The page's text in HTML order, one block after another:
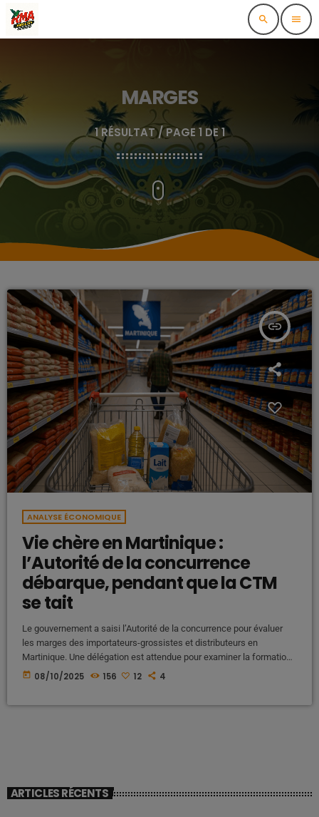
search menu
MARGES
1 RÉSULTAT / PAGE 1 DE 1
insert_link
ANALYSE ÉCONOMIQUE
Vie chère en Martinique :
l’Autorité de la concurrence
débarque, pendant que la CTM
se tait
Le gouvernement a saisi l’Autorité de la concurrence pour évaluer
les marges des importateurs-grossistes et distributeurs en
Martinique. Une délégation est attendue pour examiner la formation
des prix des produits de première nécessité. Mais derrière cette
today 08/10/2025 156 12 4
ARTICLES RÉCENTS